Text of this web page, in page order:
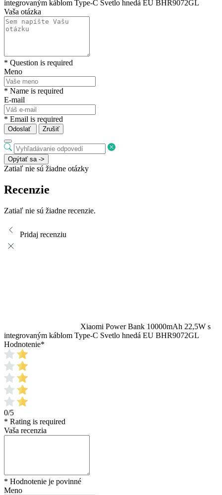
integrovaným káblom Type-C Svetlo hnedá EU BHR9072GL
Vaša otázka
* Question is required
Meno
* Name is required
E-mail
* Email is required
Odoslať Zrušiť
Opýtať sa ->
Zatiaľ nie sú žiadne otázky
Recenzie
Zatiaľ nie sú žiadne recenzie.
Pridaj recenziu
Xiaomi Power Bank 10000mAh 22,5W s
integrovaným káblom Type-C Svetlo hnedá EU BHR9072GL
Hodnotenie*
0/5
* Rating is required
Vaša recenzia
* Hodnotenie je povinné
Meno